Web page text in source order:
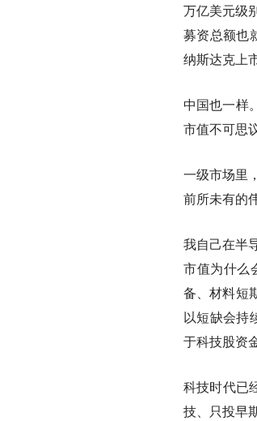
万亿美元级
募资总额也
纳斯达克上
中国也一样
市值不可思
一级市场里
前所未有的
我自己在半
市值为什么
备、材料短
以短缺会持
于科技股资
科技时代已
技、只投早